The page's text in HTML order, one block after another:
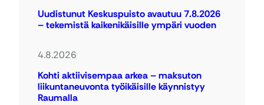
Uudistunut Keskuspuisto avautuu 7.8.2026
– tekemistä kaikenikäisille ympäri vuoden
4.8.2026
Kohti aktiivisempaa arkea – maksuton
liikuntaneuvonta työikäisille käynnistyy
Raumalla